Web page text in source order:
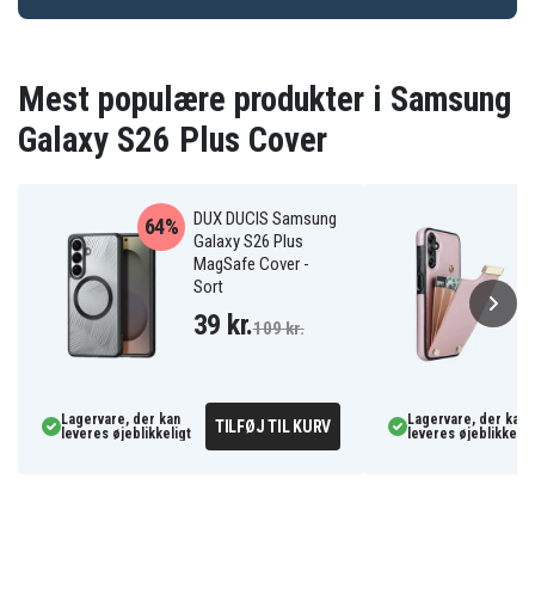
Mest populære produkter i Samsung
Galaxy S26 Plus Cover
DUX DUCIS Samsung
Galaxy S26 Plus
MagSafe Cover -
Sort
64%
39 kr.109 kr.
Lagervare, der kan
leveres øjeblikkeligt
TILFØJ TIL KURV
Lagervare, der kan
leveres